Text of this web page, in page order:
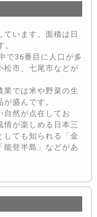
います。面積は日
で36番目に人口が多
松市、七尾市などが
業では米や野菜の生
盛んです。
自然が点在してお
情が楽しめる日本三
しても知られる「金
能登半島」などがあ